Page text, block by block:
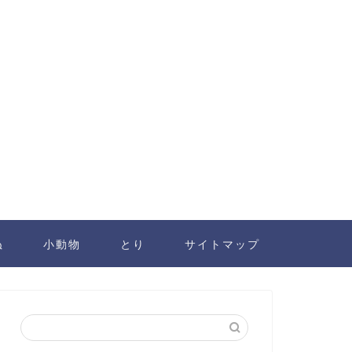
小動物 とり サイトマップ